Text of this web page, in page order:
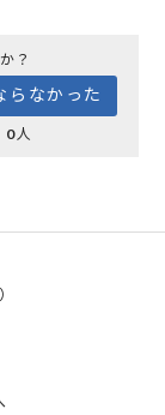
？
らなかった
0 人